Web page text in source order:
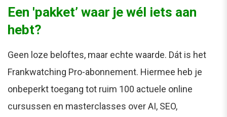
Een 'pakket’ waar je wél iets aan
hebt?
Geen loze beloftes, maar echte waarde. Dát is het
Frankwatching Pro-abonnement. Hiermee heb je
onbeperkt toegang tot ruim 100 actuele online
cursussen en masterclasses over AI, SEO,